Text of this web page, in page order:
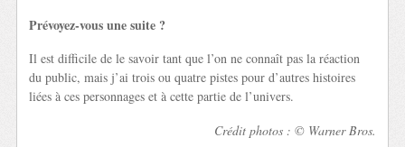
Prévoyez-vous une suite ?
Il est difficile de le savoir tant que l’on ne connaît pas la réaction
du public, mais j’ai trois ou quatre pistes pour d’autres histoires
liées à ces personnages et à cette partie de l’univers.
Crédit photos : © Warner Bros.